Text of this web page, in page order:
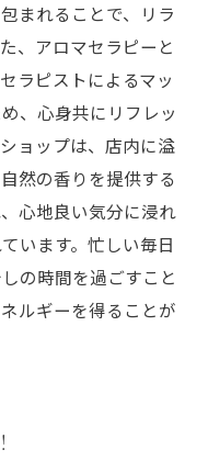
まれることで、リラ
、アロマセラピーと
ラピストによるマッ
、心身共にリフレッ
ョップは、店内に溢
然の香りを提供する
心地良い気分に浸れ
います。忙しい毎日
の時間を過ごすこと
ルギーを得ることが